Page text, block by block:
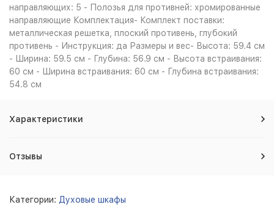
направляющих: 5 - Полозья для противней: хромированные
направляющие Комплектация- Комплект поставки:
металлическая решетка, плоский противень, глубокий
противень - Инструкция: да Размеры и вес- Высота: 59.4 см
- Ширина: 59.5 см - Глубина: 56.9 см - Высота встраивания:
60 см - Ширина встраивания: 60 см - Глубина встраивания:
54.8 см
Характеристики
Отзывы
Категории: Духовые шкафы